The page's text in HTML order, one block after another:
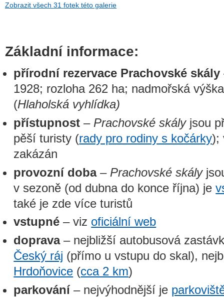
Zobrazit všech 31 fotek této galerie
Základní informace:
přírodní rezervace Prachovské skály
1928; rozloha 262 ha; nadmořská
(Hlaholská vyhlídka)
přístupnost – Prachovské skályjsou
pěší turisty (rady pro rodiny s kočárky);
zakázán
provozní doba– Prachovské skály
v sezoně (od dubna do konce října) je
také je zde více turistů
vstupné – viz oficiální web
doprava– nejbližší autobusová
Český ráj (přímo u vstupu do skal),
Hrdoňovice (cca 2 km)
parkování– nejvýhodnější je